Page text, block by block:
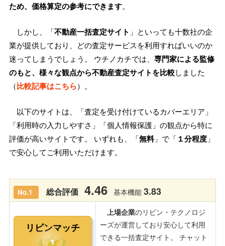
ため、価格算定の参考にできます。
しかし、「不動産一括査定サイト 」といっても十数社の企
業が提供しており、どの査定サービスを利用すればいいのか
迷ってしまうでしょう。 ウチノカチでは、 専門家による監修
のもと、様々な観点から不動産査定サイトを比較しました
（比較記事はこちら）。
以下のサイトは、「査定を受け付けているカバーエリア」
「利用時の入力しやすさ」「個人情報保護」の観点から特に
評価が高いサイトです。 いずれも、「無料」で「 １分程度 」
で安心してご利用いただけます。